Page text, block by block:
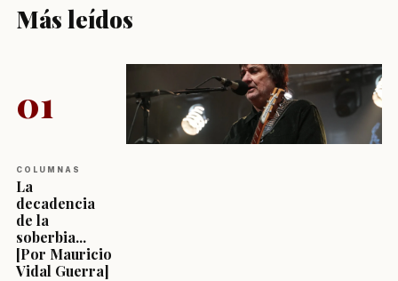
Más leídos
01
COLUMNAS
La
decadencia
de la
soberbia...
[Por Mauricio
Vidal Guerra]